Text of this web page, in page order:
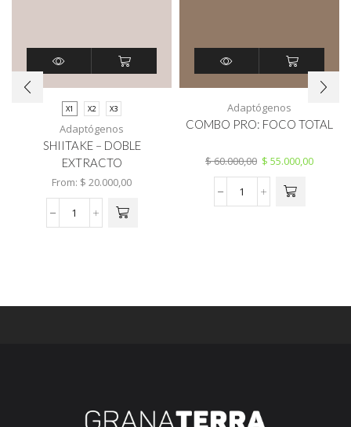
X1 X2 X3
Adaptógenos
SHIITAKE – DOBLE
EXTRACTO
From: $ 20.000,00
Adaptógenos
COMBO PRO: FOCO TOTAL
$60.000,00 $ 55.000,00